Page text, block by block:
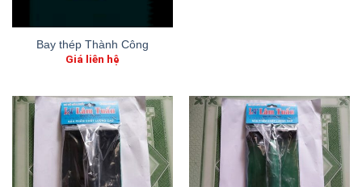
Bay thép Thành Công
Giá liên hệ